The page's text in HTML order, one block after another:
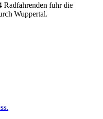
Radfahrenden fuhr die
Wuppertal.